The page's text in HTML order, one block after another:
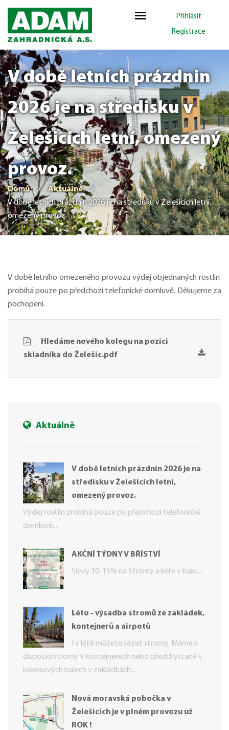
Přihlásit
Registrace
V době letních prázdnin
2026 je na středisku v
Želešicích letní, omezený
provoz.
Domů > Aktuálně
>
V době letních prázdnin 2026 je na středisku v Želešicích letní,
omezený provoz.
V době letního omezeného provozu výdej objednaných rostlin
probíhá pouze po předchozí telefonické domluvě. Děkujeme za
pochopení.
Hledáme nového kolegu na pozici
skladníka do Želešic.pdf
Aktuálně
V době letních prázdnin 2026 je na
středisku v Želešicích letní,
omezený provoz.
Výdej rostlin probíhá pouze po předchozí telefonické
domluvě....
AKČNÍ TÝDNY V BŘÍSTVÍ
Slevy 10-15% na Stromy a keře v balu....
Léto - výsadba stromů ze zakládek,
kontejnerů a airpotů
I v létě můžete sázet stromy. Máme k
dispozici stromy v kontejnerech nebo předchystané v
kokosových balech v zakládkách...
Nová moravská pobočka v
Želešicích je v plném provozu už
ROK !